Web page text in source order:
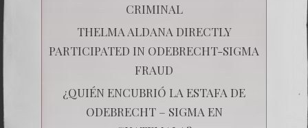
CRIMINAL
THELMA ALDANA DIRECTLY
PARTICIPATED IN ODEBRECHT-SIGMA
FRAUD
¿QUIÉN ENCUBRIÓ LA ESTAFA DE
ODEBRECHT – SIGMA EN